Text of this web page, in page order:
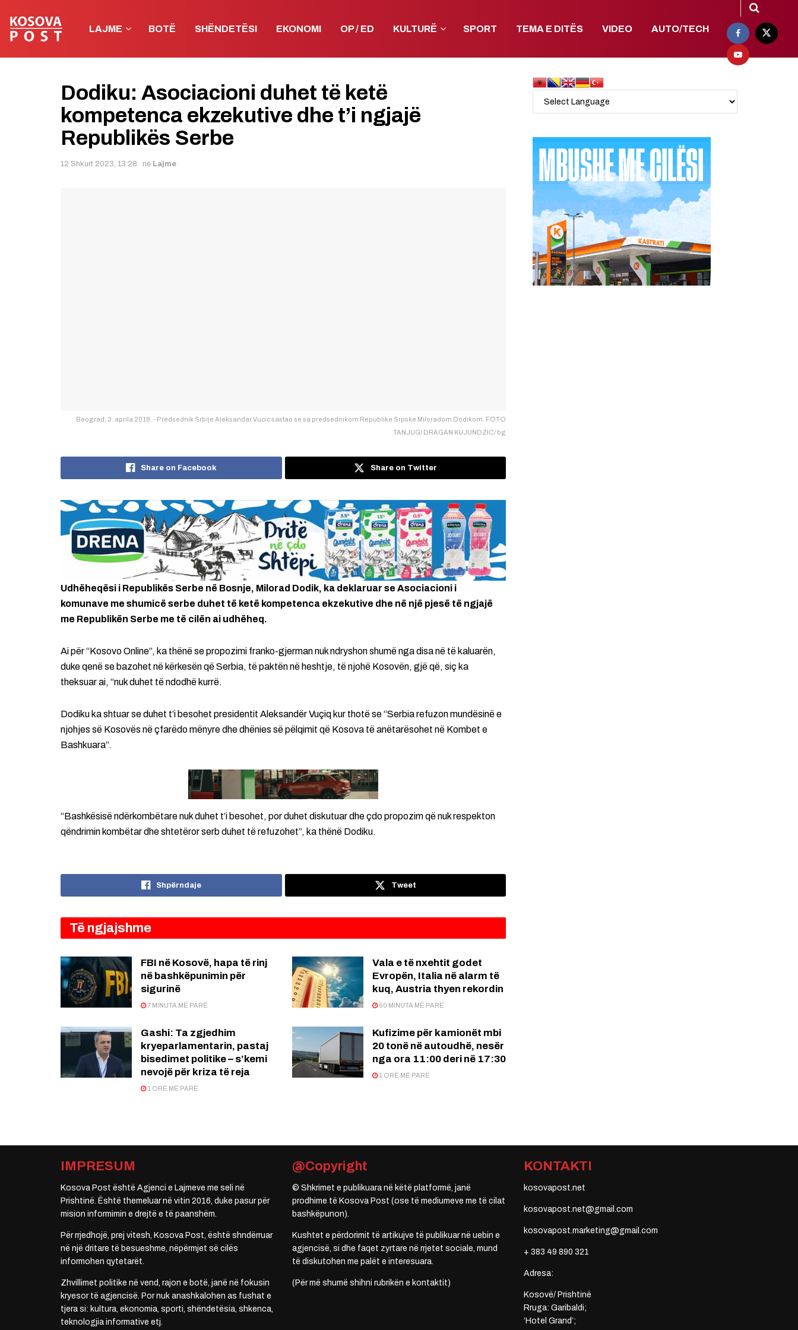
LAJME BOTË SHËNDETËSI EKONOMI OP / ED KULTURË SPORT TEMA E DITËS VIDEO AUTO/TECH
Dodiku: Asociacioni duhet të ketë
kompetenca ekzekutive dhe t’i ngjajë
Republikës Serbe
12 Shkurt 2023, 13:28 në Lajme
Beograd, 3. aprila 2018. - Predsednik Srbije Aleksandar Vucic sastao se sa predsednikom Republike Srpske Miloradom Dodikom. FOTO
TANJUG/ DRAGAN KUJUNDZIC/ bg
Share on Facebook Share on Twitter
Udhëheqësi i Republikës Serbe në Bosnje, Milorad Dodik, ka deklaruar se Asociacioni i
komunave me shumicë serbe duhet të ketë kompetenca ekzekutive dhe në një pjesë të ngjajë
me Republikën Serbe me të cilën ai udhëheq.
Ai për “Kosovo Online”, ka thënë se propozimi franko-gjerman nuk ndryshon shumë nga disa në të kaluarën,
duke qenë se bazohet në kërkesën që Serbia, të paktën në heshtje, të njohë Kosovën, gjë që, siç ka
theksuar ai, “nuk duhet të ndodhë kurrë.
Dodiku ka shtuar se duhet t’i besohet presidentit Aleksandër Vuçiq kur thotë se “Serbia refuzon mundësinë e
njohjes së Kosovës në çfarëdo mënyre dhe dhënies së pëlqimit që Kosova të anëtarësohet në Kombet e
Bashkuara”.
“Bashkësisë ndërkombëtare nuk duhet t’i besohet, por duhet diskutuar dhe çdo propozim që nuk respekton
qëndrimin kombëtar dhe shtetëror serb duhet të refuzohet”, ka thënë Dodiku.
Shpërndaje Tweet
Të ngjajshme
FBI në Kosovë, hapa të rinj
në bashkëpunimin për
sigurinë
7 MINUTA MË PARË
Vala e të nxehtit godet
Evropën, Italia në alarm të
kuq, Austria thyen rekordin
50 MINUTA MË PARË
Gashi: Ta zgjedhim
kryeparlamentarin, pastaj
bisedimet politike – s’kemi
nevojë për kriza të reja
1 ORË MË PARË
Kufizime për kamionët mbi
20 tonë në autoudhë, nesër
nga ora 11:00 deri në 17:30
1 ORË MË PARË
IMPRESUM
Kosova Post është Agjenci e Lajmeve me seli në
Prishtinë. Është themeluar në vitin 2016, duke pasur për
mision informimin e drejtë e të paanshëm.
Për rrjedhojë, prej vitesh, Kosova Post, është shndërruar
në një dritare të besueshme, nëpërmjet së cilës
informohen qytetarët.
Zhvillimet politike në vend, rajon e botë, janë në fokusin
kryesor të agjencisë. Por nuk anashkalohen as fushat e
tjera si: kultura, ekonomia, sporti, shëndetësia, shkenca,
teknologjia informative etj.
@Copyright
© Shkrimet e publikuara në këtë platformë, janë
prodhime të Kosova Post (ose të mediumeve me të cilat
bashkëpunon).
Kushtet e përdorimit të artikujve të publikuar në uebin e
agjencisë, si dhe faqet zyrtare në rrjetet sociale, mund
të diskutohen me palët e interesuara.
(Për më shumë shihni rubrikën e kontaktit)
KONTAKTI
kosovapost.net
kosovapost.net@gmail.com
kosovapost.marketing@gmail.com
+ 383 49 890 321
Adresa:
Kosovë/ Prishtinë
Rruga: Garibaldi;
‘Hotel Grand’;